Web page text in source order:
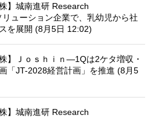
】城南進研 Research
ューション企業で、乳幼児から社
を展開 (8月5日 12:02)
】Ｊｏｓｈｉｎ—1Qは2ケタ増収・
「JT-2028経営計画」を推進 (8月5
】城南進研 Research